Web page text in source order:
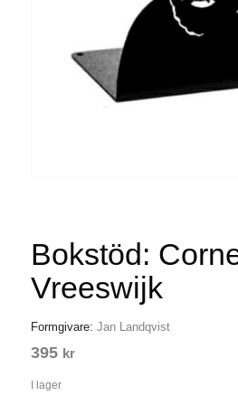
Bokstöd:
Vreeswijk
Formgivare: Jan Landqvist
395 kr
I lager